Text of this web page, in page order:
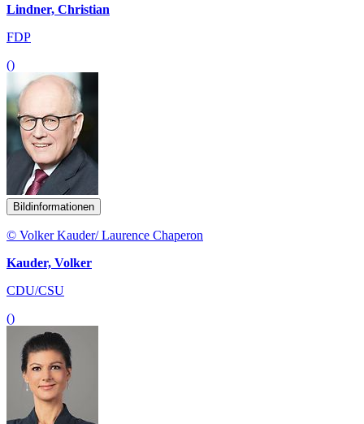
Lindner, Christian
FDP
()
Bildinformationen
© Volker Kauder/ Laurence Chaperon
Kauder, Volker
CDU/CSU
()